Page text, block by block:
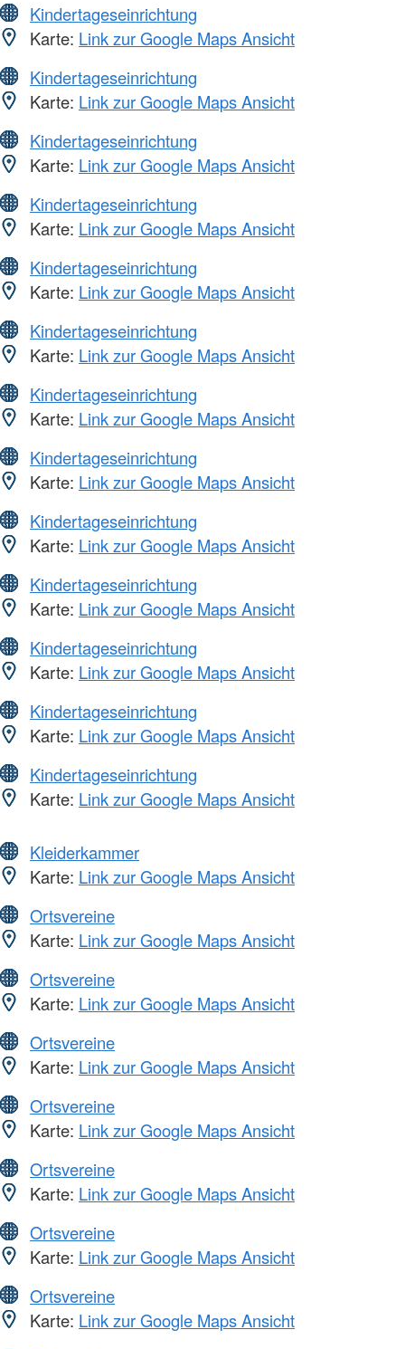
Kindertageseinrichtung
Karte: Link zur Google Maps Ansicht
Kindertageseinrichtung
Karte: Link zur Google Maps Ansicht
Kindertageseinrichtung
Karte: Link zur Google Maps Ansicht
Kindertageseinrichtung
Karte: Link zur Google Maps Ansicht
Kindertageseinrichtung
Karte: Link zur Google Maps Ansicht
Kindertageseinrichtung
Karte: Link zur Google Maps Ansicht
Kindertageseinrichtung
Karte: Link zur Google Maps Ansicht
Kindertageseinrichtung
Karte: Link zur Google Maps Ansicht
Kindertageseinrichtung
Karte: Link zur Google Maps Ansicht
Kindertageseinrichtung
Karte: Link zur Google Maps Ansicht
Kindertageseinrichtung
Karte: Link zur Google Maps Ansicht
Kindertageseinrichtung
Karte: Link zur Google Maps Ansicht
Kindertageseinrichtung
Karte: Link zur Google Maps Ansicht
Kleiderkammer
Karte: Link zur Google Maps Ansicht
Ortsvereine
Karte: Link zur Google Maps Ansicht
Ortsvereine
Karte: Link zur Google Maps Ansicht
Ortsvereine
Karte: Link zur Google Maps Ansicht
Ortsvereine
Karte: Link zur Google Maps Ansicht
Ortsvereine
Karte: Link zur Google Maps Ansicht
Ortsvereine
Karte: Link zur Google Maps Ansicht
Ortsvereine
Karte: Link zur Google Maps Ansicht